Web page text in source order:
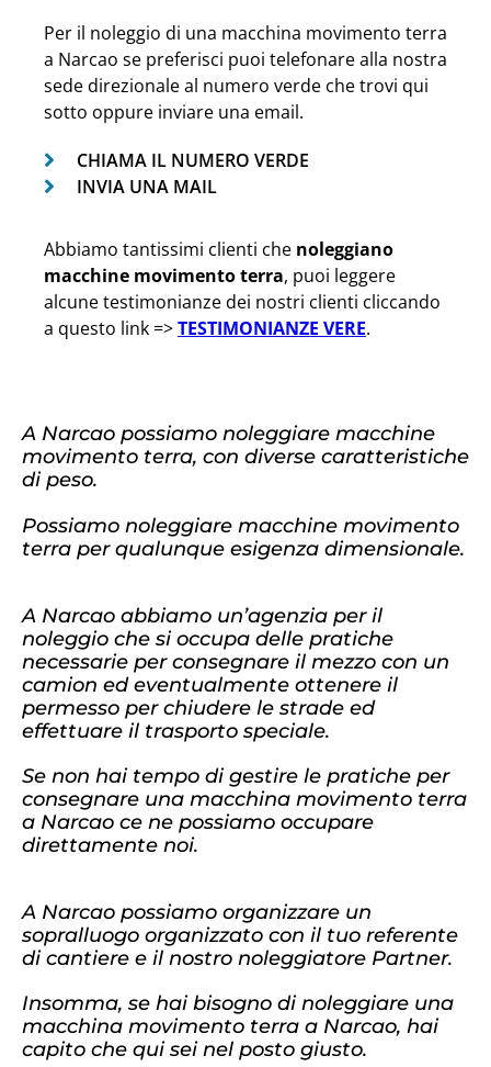
Per il noleggio di una macchina movimento terra
a Narcao se preferisci puoi telefonare alla nostra
sede direzionale al numero verde che trovi qui
sotto oppure inviare una email.
CHIAMA IL NUMERO VERDE
INVIA UNA MAIL
Abbiamo tantissimi clienti che noleggiano
macchine movimento terra, puoi leggere
alcune testimonianze dei nostri clienti cliccando
a questo link =>TESTIMONIANZE VERE.
A Narcao possiamo noleggiare macchine
movimento terra, con diverse caratteristiche
di peso.
Possiamo noleggiare macchine movimento
terra per qualunque esigenza dimensionale.
A Narcao abbiamo un’agenzia per il
noleggio che si occupa delle pratiche
necessarie per consegnare il mezzo con un
camion ed eventualmente ottenere il
permesso per chiudere le strade ed
effettuare il trasporto speciale.
Se non hai tempo di gestire le pratiche per
consegnare una macchina movimento terra
a Narcao ce ne possiamo occupare
direttamente noi.
A Narcao possiamo organizzare un
sopralluogo organizzato con il tuo referente
di cantiere e il nostro noleggiatore Partner.
Insomma, se hai bisogno di noleggiare una
macchina movimento terra a Narcao, hai
capito che qui sei nel posto giusto.